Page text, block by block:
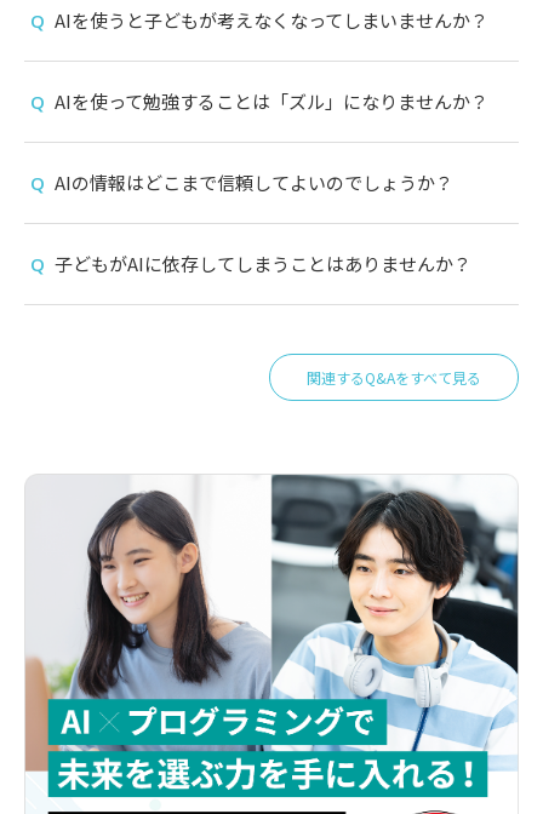
AIを使うと子どもが考えなくなってしまいませんか？
AIを使って勉強することは「ズル」になりませんか？
AIの情報はどこまで信頼してよいのでしょうか？
子どもがAIに依存してしまうことはありませんか？
関連するQ&Aをすべて見る